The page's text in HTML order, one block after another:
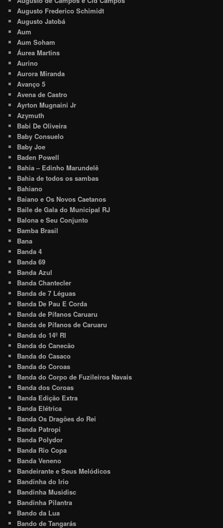
Augusto Frederico Schimidt
Augusto Jatobá
Aum
Aum Soham
Áurea Martins
Aurino
Aurora Miranda
Avanço 5
Avena de Castro
Ayrton Mugnaini Jr
Azymuth
Babi De Oliveira
Baby Consuelo
Baby Joe
Baden Powell
Bahia – Edinho Marundelê
Bahia de todos os sambas
Bahiano
Baiano e Os Novos Caetanos
Baile de Gala do Municipal RJ
Balona e Seu Conjunto
Bamba Brasil
Bana
Banda 4
Banda 69
Banda Azul
Banda Chantecler
Banda de 7 Léguas
Banda De Pau E Corda
Banda de Pífanos Caruaru
Banda de Pífanos de Caruaru
Banda do 14º RI
Banda do Canecão
Banda do Casaco
Banda do Coroas
Banda do Corpo de Fuzileiros Navais
Banda dos Coroas
Banda Edição Extra
Banda Elétrica
Banda Os Dragões do Rei
Banda Patropi
Banda Polydor
Banda Rio Copa
Banda Veneno
Bandeirante e Seus Melódicos
Bandinha do Irio
Bandinha Musidisc
Bandinha Pilantra
Bando da Lua
Bando de Tangarás